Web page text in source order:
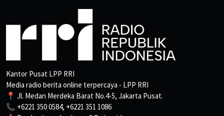
Kantor Pusat LPP RRI
Media radio berita online terpercaya - LPP RRI
📍 Jl. Medan Merdeka Barat No.4-5, Jakarta Pusat.
📞 +6221 350 0584, +6221 351 1086